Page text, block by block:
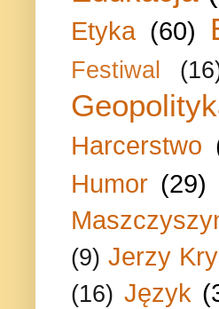
Etyka (60)
Festiwal
Harcerstwo
Humor (29)
(9) Jerzy
(16) Język